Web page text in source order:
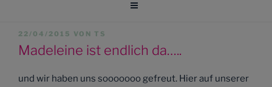
VERÖFFENTLICHT
AM
22/04/2015 VON TS
Madeleine ist endlich da…..
und wir haben uns sooooooo gefreut. Hier auf unserer